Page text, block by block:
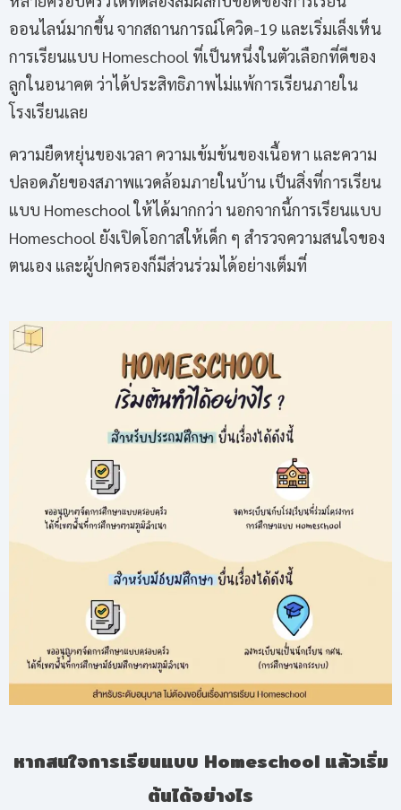
ออนไลน์มากขึ้น จากสถานการณ์โควิด-19 และเริ่มเล็งเห็น
การเรียนแบบ Homeschool ที่เป็นหนึ่งในตัวเลือกที่ดีของ
ลูกในอนาคต ว่าได้ประสิทธิภาพไม่แพ้การเรียนภายใน
โรงเรียนเลย
ความยืดหยุ่นของเวลา ความเข้มข้นของเนื้อหา และความ
ปลอดภัยของสภาพแวดล้อมภายในบ้าน เป็นสิ่งที่การเรียน
แบบ Homeschool ให้ได้มากกว่า นอกจากนี้การเรียนแบบ
Homeschool ยังเปิดโอกาสให้เด็ก ๆ สำรวจความสนใจของ
ตนเอง และผู้ปกครองก็มีส่วนร่วมได้อย่างเต็มที่
หากสนใจการเรียนแบบ Homeschoolแล้วเริ่ม
ต้นได้อย่างไร